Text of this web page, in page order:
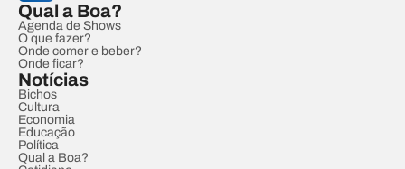
Qual a Boa?
Agenda de Shows
O que fazer?
Onde comer e beber?
Onde ficar?
Notícias
Bichos
Cultura
Economia
Educação
Política
Qual a Boa?